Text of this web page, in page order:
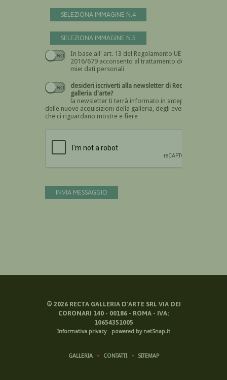
SELEZIONA IMMAGINE N.4
SELEZIONA IMMAGINE N.5
In base all' art. 13 del Regolamento UE n.
2016/679 acconsento al trattamento dei
miei dati personali
Devi dare il consenso
desideri iscriverti alla newsletter di Recta
galleria d'arte?
la newsletter ti terrà informato in anteprima
delle nuove acquisizioni della galleria, degli eventi
che ci riguardano mostre e fiere
INVIA MESSAGGIO
© 2026RECTA GALLERIA D'ARTE SRL VIA DEI
CORONARI 140 - 00186 - ROMA - IVA:
10654351005
Informativa privacy- powered by netSnap.it
GALLERIA CONTATTI SITEMAP